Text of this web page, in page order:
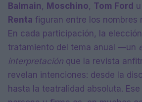
Balmain, Moschino, Tom Ford u
Renta figuran entre los nombres
En cada participación, la
tratamiento del tema anual —un
interpretación que la revista
revelan intenciones: desde la
hasta la teatralidad absoluta.